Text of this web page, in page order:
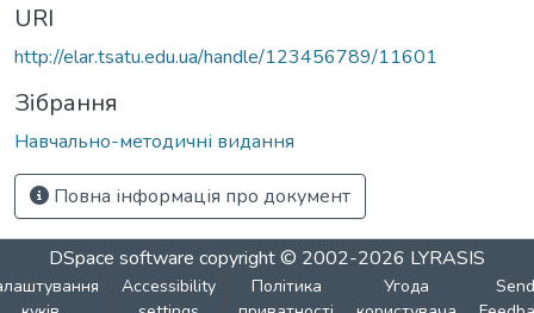
URI
http://elar.tsatu.edu.ua/handle/123456789/11601
Зібрання
Навчально-методичні видання
Повна інформація про документ
DSpace software copyright © 2002-2026 LYRASIS
Accessibility
Політика
Угода
Send